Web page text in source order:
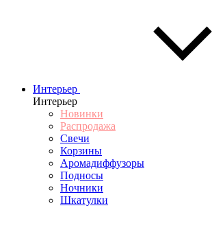
Интерьер
Интерьер
Новинки
Распродажа
Свечи
Корзины
Аромадиффузоры
Подносы
Ночники
Шкатулки